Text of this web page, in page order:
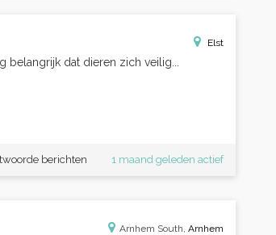
Elst
belangrijk dat dieren zich veilig...
1 maand geleden actief
berichten
Arnhem South, Arnhem